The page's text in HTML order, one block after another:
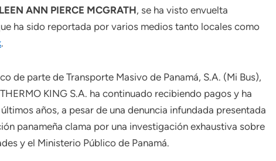
ANN PIERCE MCGRATH, se ha visto envuelta
ha sido reportada por varios medios tanto locales como
.
de parte de Transporte Masivo de Panamá, S.A. (Mi Bus),
KING S.A. ha continuado recibiendo pagos y ha
años, a pesar de una denuncia infundada presentada
panameña clama por una investigación exhaustiva sobre
y el Ministerio Público de Panamá.